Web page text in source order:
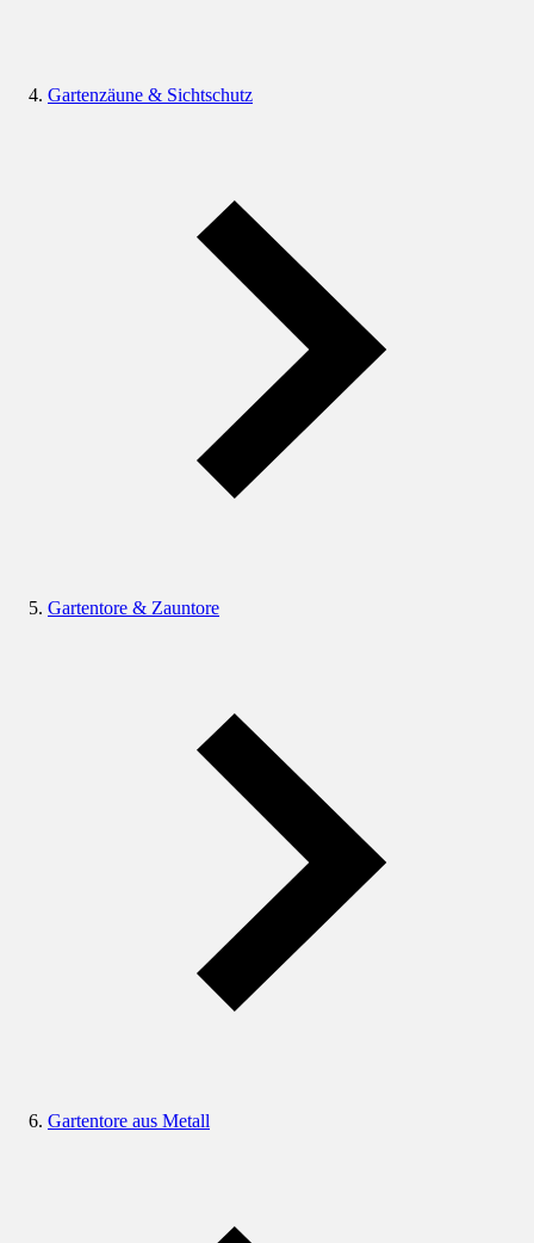
Gartenzäune & Sichtschutz
Gartentore & Zauntore
Gartentore aus Metall